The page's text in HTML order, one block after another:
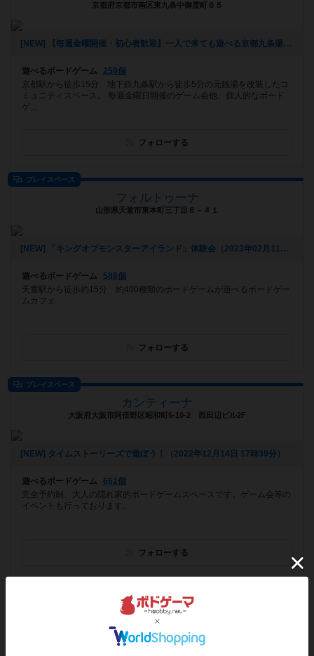
京都府京都市南区東九条中御霊町６５
[NEW] 【毎週金曜開催・初心者歓迎】一人で来ても遊べる京都九条湯金曜ボードゲーム会（2023年03月23日 21時37分）
遊べるボードゲーム
259個
京都駅から徒歩15分、地下鉄九条駅から徒歩5分の元銭湯を改装したコ
ミュニティスペース。 毎週金曜日開催のゲーム会他、個人的なボード
ゲ...
フォローする
プレイスペース
フォルトゥーナ
山形県天童市東本町三丁目６－４１
[NEW] 「キングオブモンスターアイランド」体験会（2023年02月11日 17時29分）
遊べるボードゲーム
588個
天童駅から徒歩約15分 約400種類のボードゲームが遊べるボードゲー
ムカフェ
フォローする
プレイスペース
カンティーナ
大阪府大阪市阿倍野区昭和町5-10-2 西田辺ビル2F
[NEW] タイムストーリーズで遊ぼう！（2022年12月14日 17時39分）
遊べるボードゲーム
661個
完全予約制、大人の隠れ家的ボードゲームスペースです。ゲーム会等の
イベントも行っております。
フォローする
サイコロビット
東京都新宿区下落合1-14-7 グリーンハイツ落合 403